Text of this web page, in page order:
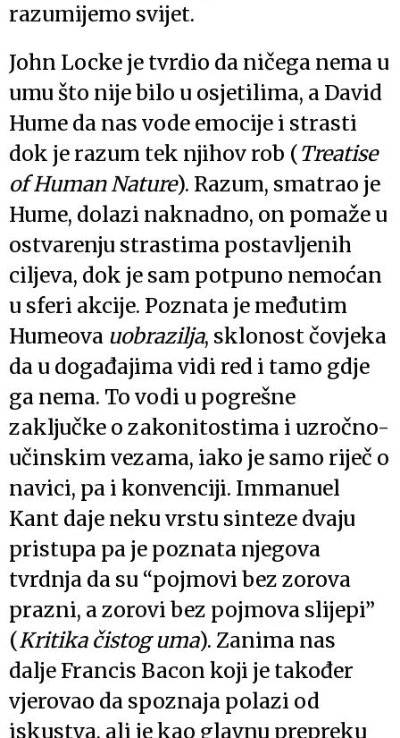
razumijemo svijet.
John Locke je tvrdio da ničega nema u
umu što nije bilo u osjetilima, a David
Hume da nas vode emocije i strasti
dok je razum tek njihov rob (Treatise
of Human Nature). Razum, smatrao je
Hume, dolazi naknadno, on pomaže u
ostvarenju strastima postavljenih
ciljeva, dok je sam potpuno nemoćan
u sferi akcije. Poznata je međutim
Humeova uobrazilja, sklonost čovjeka
da u događajima vidi red i tamo gdje
ga nema. To vodi u pogrešne
zaključke o zakonitostima i uzročno-
učinskim vezama, iako je samo riječ o
navici, pa i konvenciji. Immanuel
Kant daje neku vrstu sinteze dvaju
pristupa pa je poznata njegova
tvrdnja da su “pojmovi bez zorova
prazni, a zorovi bez pojmova slijepi”
(Kritika čistog uma). Zanima nas
dalje Francis Bacon koji je također
vjerovao da spoznaja polazi od
iskustva, ali je kao glavnu prepreku